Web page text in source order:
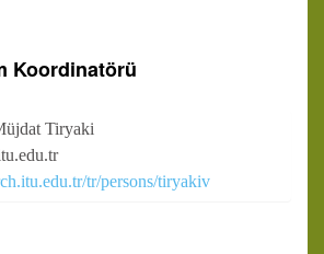
Koordinatörü
Tiryaki
tr/persons/tiryakiv